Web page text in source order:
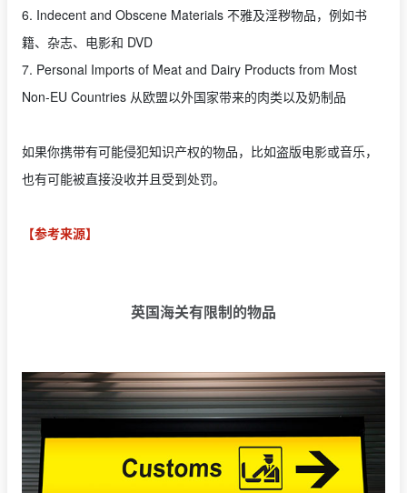
6. Indecent and Obscene Materials 不雅及淫秽物品，例如书
籍、杂志、电影和 DVD
7. Personal Imports of Meat and Dairy Products from Most
Non-EU Countries 从欧盟以外国家带来的肉类以及奶制品
如果你携带有可能侵犯知识产权的物品，比如盗版电影或音乐，
也有可能被直接没收并且受到处罚。
【参考来源】
英国海关有限制的物品